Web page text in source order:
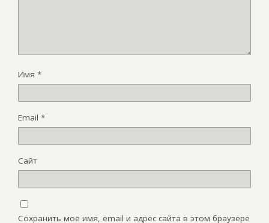
Имя *
Email *
Сайт
Сохранить моё имя, email и адрес сайта в этом браузере